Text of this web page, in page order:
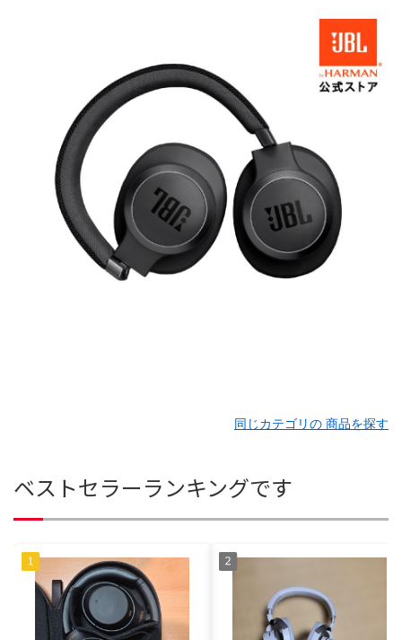
同じカテゴリの 商品を探す
ベストセラーランキングです